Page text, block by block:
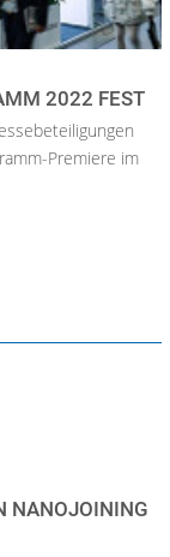
2022 FEST
Premiere im
NANOJOINING